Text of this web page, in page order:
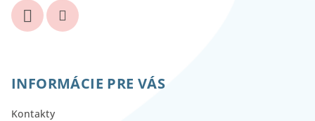
INFORMÁCIE PRE VÁS
Kontakty